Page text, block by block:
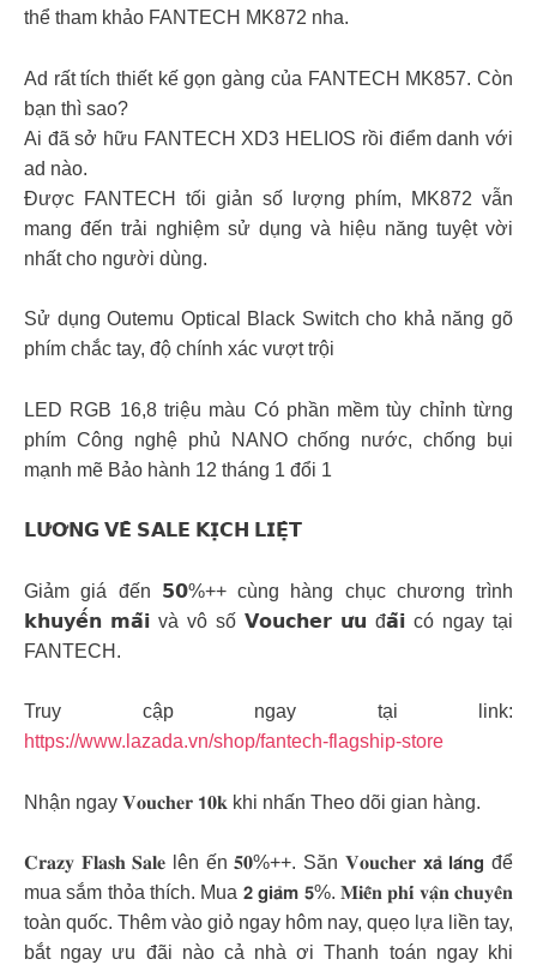
thể tham khảo FANTECH MK872 nha.
Ad rất tích thiết kế gọn gàng của FANTECH MK857. Còn
bạn thì sao?
Ai đã sở hữu FANTECH XD3 HELIOS rồi điểm danh với
ad nào.
Được FANTECH tối giản số lượng phím, MK872 vẫn
mang đến trải nghiệm sử dụng và hiệu năng tuyệt vời
nhất cho người dùng.
Sử dụng Outemu Optical Black Switch cho khả năng gõ
phím chắc tay, độ chính xác vượt trội
LED RGB 16,8 triệu màu Có phần mềm tùy chỉnh từng
phím Công nghệ phủ NANO chống nước, chống bụi
mạnh mẽ Bảo hành 12 tháng 1 đổi 1
𝗟𝗨̛𝗢̛𝗡𝗚 𝗩𝗘̂̀ 𝗦𝗔𝗟𝗘 𝗞𝗜̣𝗖𝗛 𝗟𝗜𝗘̣̂𝗧
Giảm giá đến 𝟱𝟬%++ cùng hàng chục chương trình
𝗸𝗵𝘂𝘆𝗲̂́𝗻 𝗺𝗮̃𝗶 và vô số 𝗩𝗼𝘂𝗰𝗵𝗲𝗿 𝘂̛𝘂 đ𝗮̃𝗶 có ngay tại
FANTECH.
Truy cập ngay tại link:
https://www.lazada.vn/shop/fantech-flagship-store
Nhận ngay 𝐕𝐨𝐮𝐜𝐡𝐞𝐫 𝟭𝟎𝐤 khi nhấn Theo dõi gian hàng.
𝐂𝐫𝐚𝐳𝐲 𝐅𝐥𝐚𝐬𝐡 𝐒𝐚𝐥𝐞 lên ến 𝟓𝟎%++. Săn 𝐕𝐨𝐮𝐜𝐡𝐞𝐫 𝘅𝗮̉ 𝗹𝗮́𝗻𝗴 để
mua sắm thỏa thích. Mua 𝟮 𝗴𝗶𝗮̉𝗺 𝟱%. 𝐌𝐢𝐞̂̃𝐧 𝐩𝐡𝐢́ 𝐯𝐚̣̂𝐧 𝐜𝐡𝐮𝐲𝐞̂̉𝐧
toàn quốc. Thêm vào giỏ ngay hôm nay, quẹo lựa liền tay,
bắt ngay ưu đãi nào cả nhà ơi Thanh toán ngay khi